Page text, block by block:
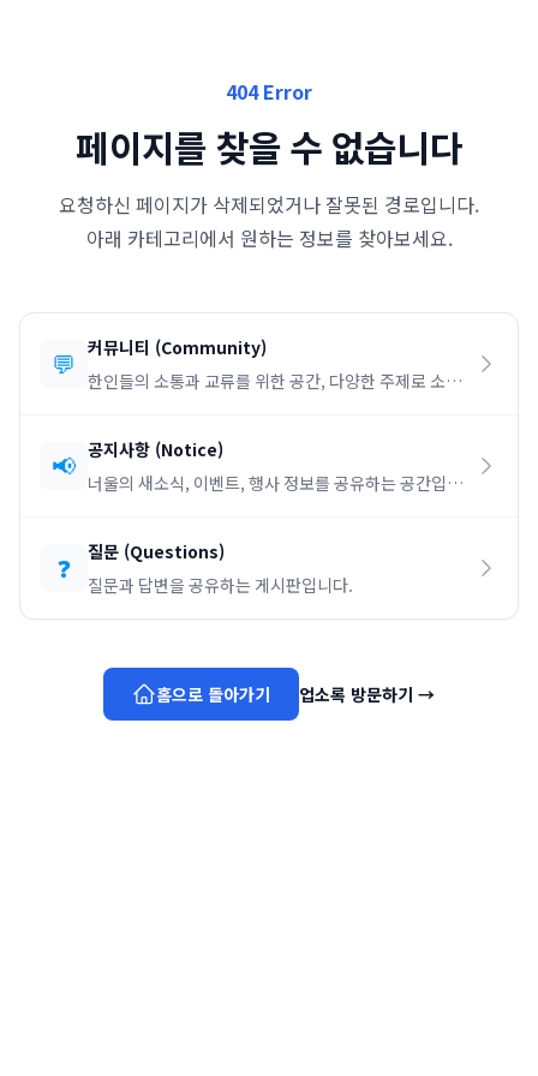
404 Error
페이지를 찾을 수 없습니다
요청하신 페이지가 삭제되었거나 잘못된 경로입니다.
아래 카테고리에서 원하는 정보를 찾아보세요.
💬 커뮤니티 (Community)
한인들의 소통과 교류를 위한 공간, 다양한 주제로 소통
📢 공지사항 (Notice)
너울의 새소식, 이벤트, 행사 정보를 공유하는 공간입니
❓ 질문 (Questions)
질문과 답변을 공유하는 게시판입니다.
홈으로 돌아가기 업소록 방문하기 →